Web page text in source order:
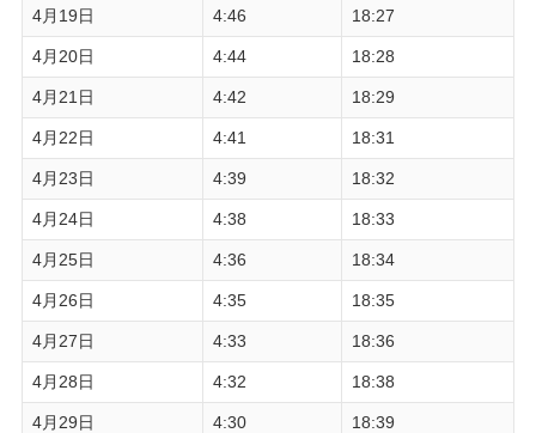
4月19日 4:46 18:27
4月20日 4:44 18:28
4月21日 4:42 18:29
4月22日 4:41 18:31
4月23日 4:39 18:32
4月24日 4:38 18:33
4月25日 4:36 18:34
4月26日 4:35 18:35
4月27日 4:33 18:36
4月28日 4:32 18:38
4月29日 4:30 18:39